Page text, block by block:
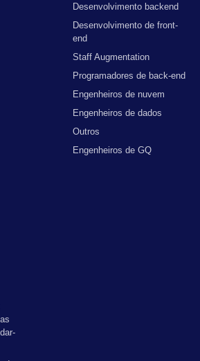
Desenvolvimento backend
Desenvolvimento de front-
end
Staff Augmentation
Programadores de back-end
Engenheiros de nuvem
Engenheiros de dados
Outros
Engenheiros de GQ